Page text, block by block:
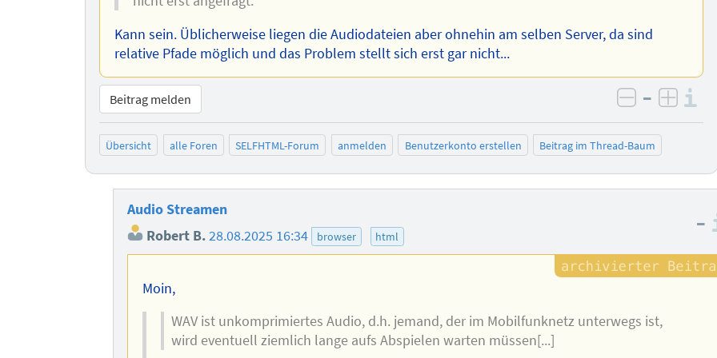
Kann sein. Üblicherweise liegen die Audiodateien aber ohnehin am selben Server, da sind
relative Pfade möglich und das Problem stellt sich erst gar nicht...
Beitrag melden negativ
–
Übersicht alle Foren SELFHTML-Forum anmelden Benutzerkonto erstellen Beitrag im Thread-Baum
Audio Streamen
Robert B.28.08.2025 16:34 browser html
–
Moin,
WAV ist unkomprimiertes Audio, d.h. jemand, der im Mobilfunknetz unterwegs ist,
wird eventuell ziemlich lange aufs Abspielen warten müssen[...]